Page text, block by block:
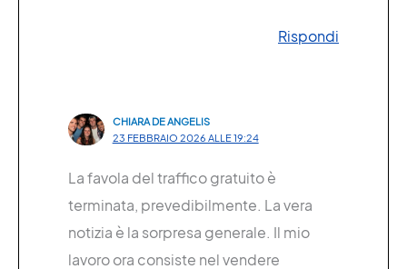
Rispondi
CHIARA DE ANGELIS
23 FEBBRAIO 2026 ALLE 19:24
La favola del traffico gratuito è
terminata, prevedibilmente. La vera
notizia è la sorpresa generale. Il mio
lavoro ora consiste nel vendere